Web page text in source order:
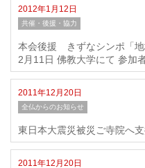
2012年1月12日
共催・後援・協力
本会後援 きずなシンポ「地
2月11日 佛教大学にて 参加
2011年12月20日
全仏からのお知らせ
東日本大震災被災ご寺院へ
2011年12月20日